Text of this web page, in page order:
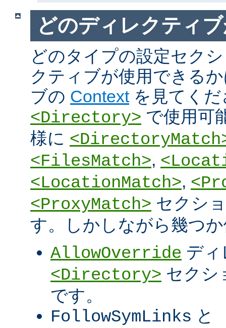
どのディレクティ
どのタイプの設定セク
クティブが使用できる
ブの Contextを見てくだ
<Directory> で使用可
様に
<FilesMatch>,
<LocationMatch>,
<ProxyMatch> セクシ
す。しかしながら幾つ
AllowOverride デ
<Directory> セクシ
です。
FollowSymLinks と